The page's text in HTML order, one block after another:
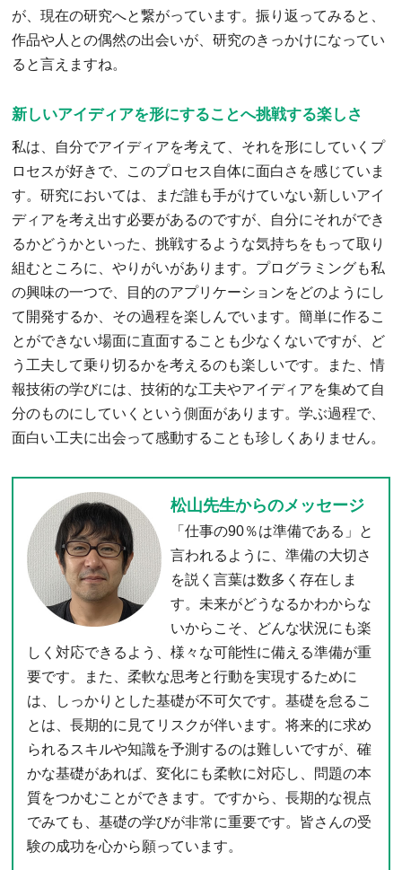
が、現在の研究へと繋がっています。振り返ってみると、
作品や人との偶然の出会いが、研究のきっかけになってい
ると言えますね。
新しいアイディアを形にすることへ挑戦する楽しさ
私は、自分でアイディアを考えて、それを形にしていくプ
ロセスが好きで、このプロセス自体に面白さを感じていま
す。研究においては、まだ誰も手がけていない新しいアイ
ディアを考え出す必要があるのですが、自分にそれができ
るかどうかといった、挑戦するような気持ちをもって取り
組むところに、やりがいがあります。プログラミングも私
の興味の一つで、目的のアプリケーションをどのようにし
て開発するか、その過程を楽しんでいます。簡単に作るこ
とができない場面に直面することも少なくないですが、ど
う工夫して乗り切るかを考えるのも楽しいです。また、情
報技術の学びには、技術的な工夫やアイディアを集めて自
分のものにしていくという側面があります。学ぶ過程で、
面白い工夫に出会って感動することも珍しくありません。
松山先生からのメッセージ
「仕事の90％は準備である」と
言われるように、準備の大切さ
を説く言葉は数多く存在しま
す。未来がどうなるかわからな
いからこそ、どんな状況にも楽
しく対応できるよう、様々な可能性に備える準備が重
要です。また、柔軟な思考と行動を実現するために
は、しっかりとした基礎が不可欠です。基礎を怠るこ
とは、長期的に見てリスクが伴います。将来的に求め
られるスキルや知識を予測するのは難しいですが、確
かな基礎があれば、変化にも柔軟に対応し、問題の本
質をつかむことができます。ですから、長期的な視点
でみても、基礎の学びが非常に重要です。皆さんの受
験の成功を心から願っています。